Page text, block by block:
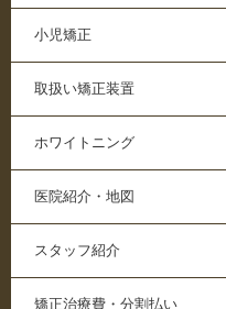
小児矯正
取扱い矯正装置
ホワイトニング
医院紹介・地図
スタッフ紹介
矯正治療費・分割払い